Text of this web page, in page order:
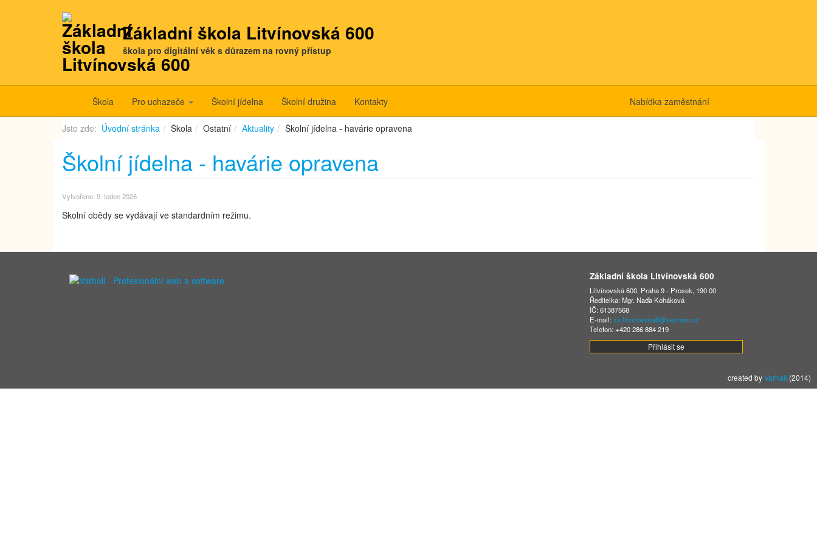
Základní škola Litvínovská 600
škola pro digitální věk s důrazem na rovný přístup
Škola Pro uchazeče Školní jídelna Školní družina Kontakty Nabídka zaměstnání
Jste zde: Úvodní stránka Škola Ostatní Aktuality Školní jídelna - havárie opravena
Školní jídelna - havárie opravena
Vytvořeno: 9. leden 2026
Školní obědy se vydávají ve standardním režimu.
Základní škola Litvínovská 600
Litvínovská 600, Praha 9 - Prosek, 190 00
Ředitelka: Mgr. Naďa Koháková
IČ: 61387568
E-mail:zs.litvinovska6@seznam.cz
Telefon: +420 286 884 219
Přihlásit se
created byVarhall (2014)